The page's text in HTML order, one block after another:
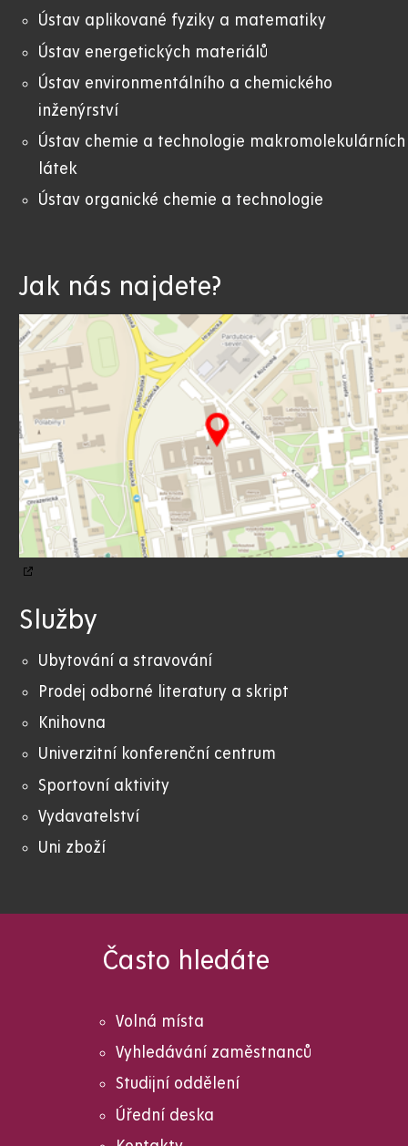
Ústav aplikované fyziky a matematiky
Ústav energetických materiálů
Ústav environmentálního a chemického
inženýrství
Ústav chemie a technologie makromolekulárních
látek
Ústav organické chemie a technologie
Jak nás najdete?
Služby
Ubytování a stravování
Prodej odborné literatury a skript
Knihovna
Univerzitní konferenční centrum
Sportovní aktivity
Vydavatelství
Uni zboží
Často hledáte
Volná místa
Vyhledávání zaměstnanců
Studijní oddělení
Úřední deska